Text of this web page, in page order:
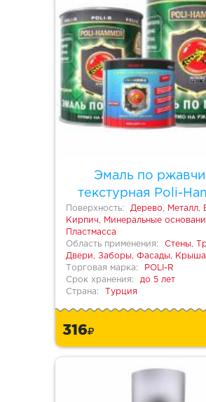
Эмаль по
текстурная Poli-
Поверхность:
Дерево, Металл,
Кирпич, Минеральные
Пластмасса
Область применения:
Стены,
Двери, Заборы, Фасады, Крыша
Торговая марка:
POLI-R
Срок хранения:
до 5 лет
Страна:
Турция
316